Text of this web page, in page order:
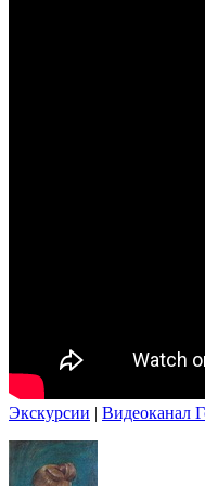
Экскурсии | Видеоканал